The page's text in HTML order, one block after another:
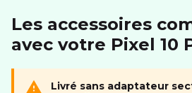
Dimensions (LxIxH)
76.6 x
Poids
Les accessoires
avec votre Pixel 10
Livré sans adaptateur